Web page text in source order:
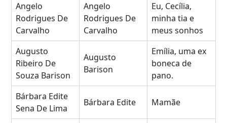
Angelo
Rodrigues De
Carvalho
Angelo
Rodrigues De
Carvalho
Eu, Cecília,
minha tia e
meus sonhos
Augusto
Ribeiro De
Souza Barison
Augusto
Barison
Emília, uma ex
boneca de
pano.
Bárbara Edite
Sena De Lima
Bárbara Edite Mamãe